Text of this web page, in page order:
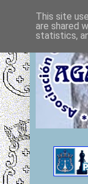
This site
are shared
statistics,